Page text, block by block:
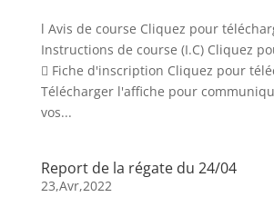
l Avis de course Cliquez pour
Instructions de course (I.C) Cliquez
 Fiche d'inscription Cliquez pour
Télécharger l'affiche pour
vos...
Report de la régate du 24/04
23,Avr,2022